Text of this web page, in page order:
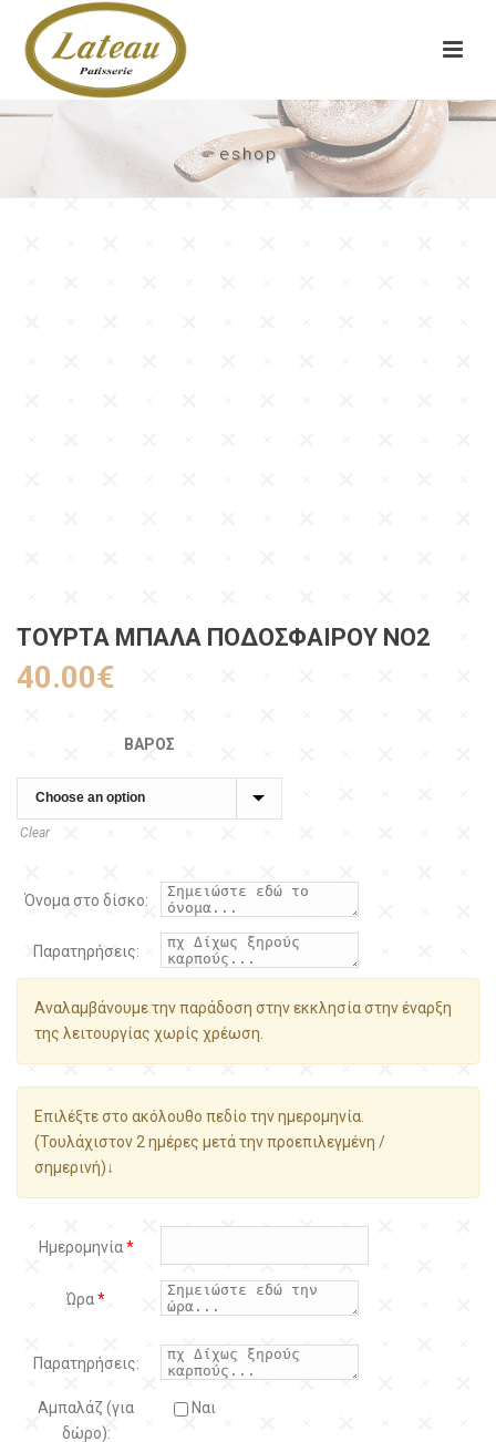
eshop
ΤΟΥΡΤΑ ΜΠΑΛΑ ΠΟΔΟΣΦΑΊΡΟΥ ΝΟ2
40.00€
ΒΆΡΟΣ
Clear
Όνομα στο δίσκο:
Παρατηρήσεις:
Αναλαμβάνουμε την παράδοση στην εκκλησία στην έναρξη
της λειτουργίας χωρίς χρέωση.
Επιλέξτε στο ακόλουθο πεδίο την ημερομηνία.
(Τουλάχιστον 2 ημέρες μετά την προεπιλεγμένη /
σημερινή)↓
Ημερομηνία*
Ώρα*
Παρατηρήσεις:
Αμπαλάζ (για
δώρο):
Ναι